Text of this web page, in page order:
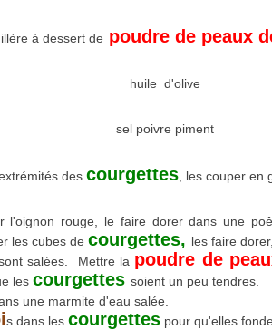
à dessert de poudre de peaux
huile d'olive
sel poivre piment
des courgettes , les couper en
l'oignon rouge, le faire dorer dans une
les cubes de courgettes, les faire
salées. Mettre la poudre de
les courgettes soient un peu tendres.
une marmite d'eau salée.
s dans les courgettes pour qu'elles